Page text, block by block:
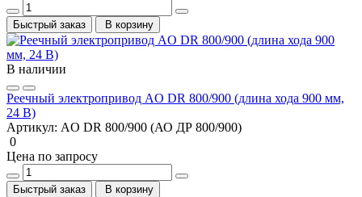
Быстрый заказ В корзину
В наличии
Реечный электропривод AO DR 800/900 (длина хода 900 мм,
24 В)
Артикул: AO DR 800/900 (АО ДР 800/900)
0
Цена по запросу
Быстрый заказ В корзину